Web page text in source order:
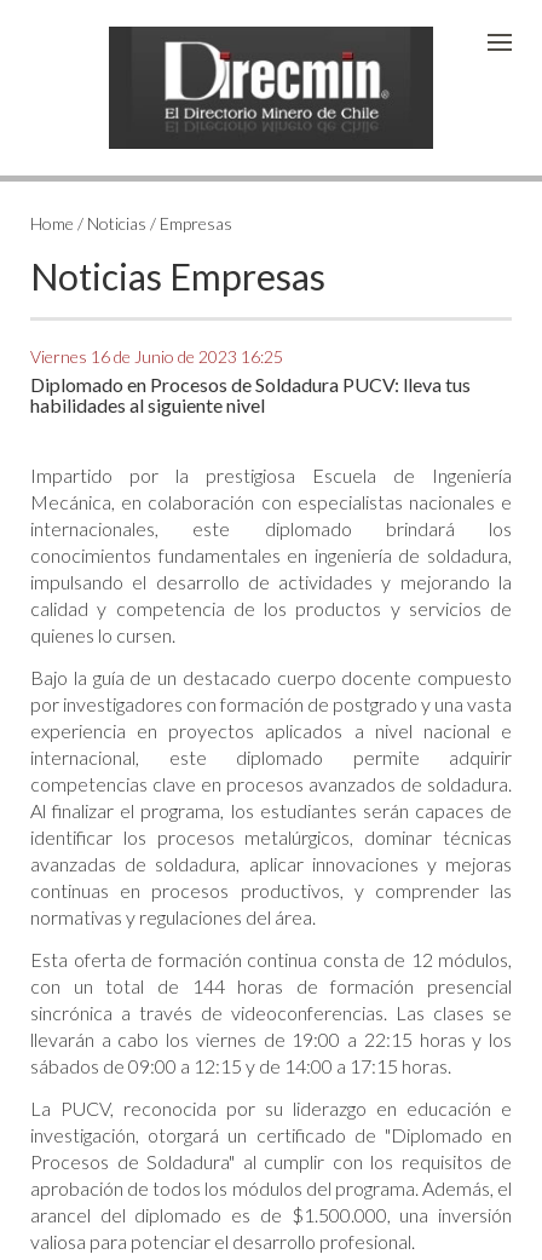
Home / Noticias / Empresas
Noticias Empresas
Viernes 16 de Junio de 2023 16:25
Diplomado en Procesos de Soldadura PUCV: lleva tus
habilidades al siguiente nivel
Impartido por la prestigiosa Escuela de Ingeniería
Mecánica, en colaboración con especialistas nacionales e
internacionales, este diplomado brindará los
conocimientos fundamentales en ingeniería de soldadura,
impulsando el desarrollo de actividades y mejorando la
calidad y competencia de los productos y servicios de
quienes lo cursen.
Bajo la guía de un destacado cuerpo docente compuesto
por investigadores con formación de postgrado y una vasta
experiencia en proyectos aplicados a nivel nacional e
internacional, este diplomado permite adquirir
competencias clave en procesos avanzados de soldadura.
Al finalizar el programa, los estudiantes serán capaces de
identificar los procesos metalúrgicos, dominar técnicas
avanzadas de soldadura, aplicar innovaciones y mejoras
continuas en procesos productivos, y comprender las
normativas y regulaciones del área.
Esta oferta de formación continua consta de 12 módulos,
con un total de 144 horas de formación presencial
sincrónica a través de videoconferencias. Las clases se
llevarán a cabo los viernes de 19:00 a 22:15 horas y los
sábados de 09:00 a 12:15 y de 14:00 a 17:15 horas.
La PUCV, reconocida por su liderazgo en educación e
investigación, otorgará un certificado de "Diplomado en
Procesos de Soldadura" al cumplir con los requisitos de
aprobación de todos los módulos del programa. Además, el
arancel del diplomado es de $1.500.000, una inversión
valiosa para potenciar el desarrollo profesional.